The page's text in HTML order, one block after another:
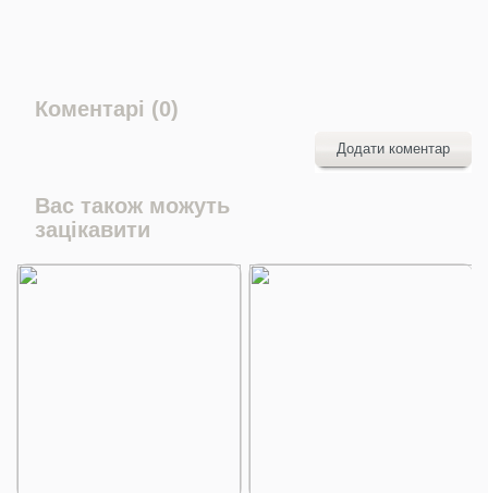
Коментарі (0)
Додати коментар
Вас також можуть
зацікавити